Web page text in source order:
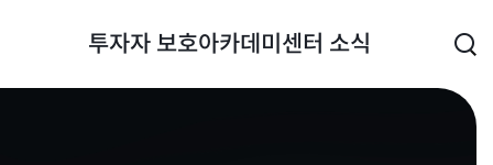
투자자 보호아카데미 센터 소식